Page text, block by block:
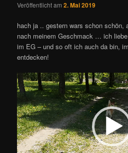
Veröffentlicht am2. Mai 2019
hach ja .. gestern wars schon schön,
nach meinem Geschmack … ich
im EG – und so oft ich auch da bin,
entdecken!
Video-
Player